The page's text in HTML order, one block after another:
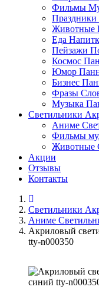
Фильмы
Животные
Еда
Пейзажи
Космос
Юмор
Бизнес
Фразы
Музыка
Светильники
Аниме
Фильмы
Животные
Акции
Отзывы
Контакты
Светильники
Аниме
Акриловый
tty-n000350